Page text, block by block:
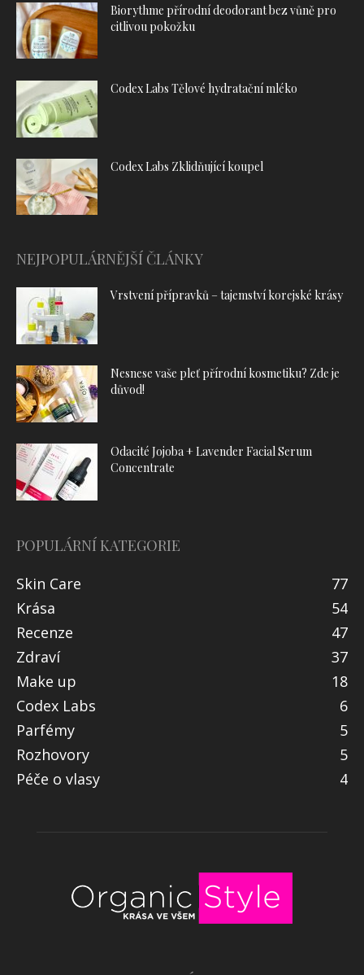
Biorythme přírodní deodorant bez vůně pro
citlivou pokožku
Codex Labs Tělové hydratační mléko
Codex Labs Zklidňující koupel
NEJPOPULÁRNĚJŠÍ ČLÁNKY
Vrstvení přípravků – tajemství korejské krásy
Nesnese vaše pleť přírodní kosmetiku? Zde je
důvod!
Odacité Jojoba + Lavender Facial Serum
Concentrate
POPULÁRNÍ KATEGORIE
Skin Care
77
Krása
54
Recenze
47
Zdraví
37
Make up
18
Codex Labs
6
Parfémy
5
Rozhovory
5
Péče o vlasy
4